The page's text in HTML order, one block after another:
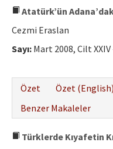
Atatürk’ün
Cezmi Eraslan
Sayı: Mart 2008, Cilt XXIV
Özet
Özet (English)
Benzer Makaleler
Türklerde Kıyafetin